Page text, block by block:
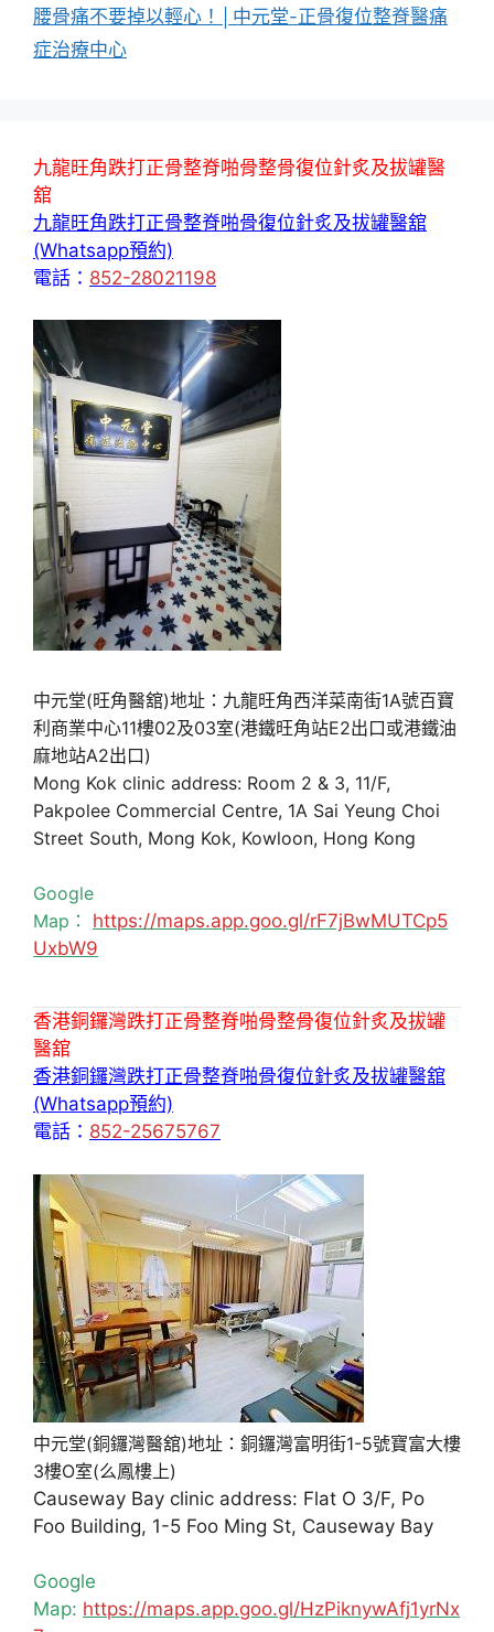
腰骨痛不要掉以輕心！│中元堂-正骨復位整脊醫痛
症治療中心
九龍旺角跌打正骨整脊啪骨整骨復位針炙及拔罐醫
舘
九龍旺角跌打正骨整脊啪骨復位針炙及拔罐醫舘
(Whatsapp預約)
電話： 852-28021198
中元堂(旺角醫舘)地址：九龍旺角西洋菜南街1A號百寶
利商業中心11樓02及03室(港鐵旺角站E2出口或港鐵油
麻地站A2出口)
Mong Kok clinic address: Room 2 & 3, 11/F,
Pakpolee Commercial Centre, 1A Sai Yeung Choi
Street South, Mong Kok, Kowloon, Hong Kong
Google
Map： https://maps.app.goo.gl/rF7jBwMUTCp5
UxbW9
香港銅鑼灣跌打正骨整脊啪骨整骨復位針炙及拔罐
醫舘
香港銅鑼灣跌打正骨整脊啪骨復位針炙及拔罐醫舘
(Whatsapp預約)
電話： 852-25675767
中元堂(銅鑼灣醫舘)地址：銅鑼灣富明街1-5號寶富大樓
3樓O室(么鳳樓上)
Causeway Bay clinic address: Flat O 3/F, Po
Foo Building, 1-5 Foo Ming St, Causeway Bay
Google
Map: https://maps.app.goo.gl/HzPiknywAfj1yrNx